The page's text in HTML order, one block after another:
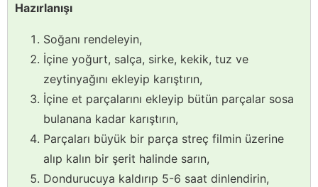
Hazırlanışı
Soğanı rendeleyin,
İçine yoğurt, salça, sirke, kekik, tuz ve
zeytinyağını ekleyip karıştırın,
İçine et parçalarını ekleyip bütün parçalar sosa
bulanana kadar karıştırın,
Parçaları büyük bir parça streç filmin üzerine
alıp kalın bir şerit halinde sarın,
Dondurucuya kaldırıp 5-6 saat dinlendirin,